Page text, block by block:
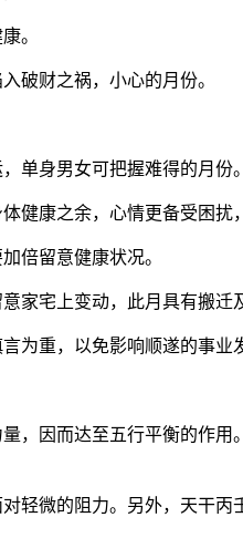
。
破财之祸，小心的月份。
单身男女可把握难得的月份。
健康之余，心情更备受困扰
倍留意健康状况。
家宅上变动，此月具有搬迁
为重，以免影响顺遂的事业
，因而达至五行平衡的作
微的阻力。另外，天干丙